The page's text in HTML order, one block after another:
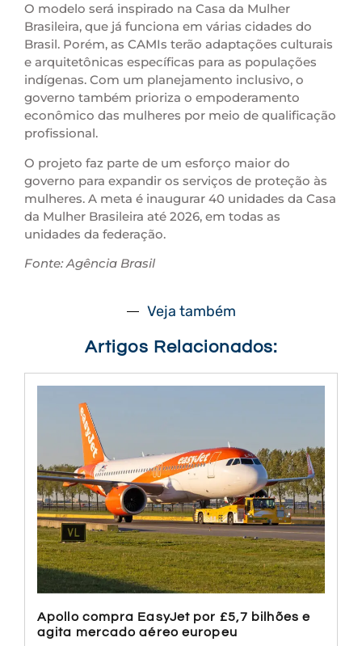
O modelo será inspirado na Casa da Mulher
Brasileira, que já funciona em várias cidades do
Brasil. Porém, as CAMIs terão adaptações culturais
e arquitetônicas específicas para as populações
indígenas. Com um planejamento inclusivo, o
governo também prioriza o empoderamento
econômico das mulheres por meio de qualificação
profissional.
O projeto faz parte de um esforço maior do
governo para expandir os serviços de proteção às
mulheres. A meta é inaugurar 40 unidades da Casa
da Mulher Brasileira até 2026, em todas as
unidades da federação.
Fonte: Agência Brasil
Veja também
Artigos Relacionados:
Apollo compra EasyJet por £5,7 bilhões e
agita mercado aéreo europeu